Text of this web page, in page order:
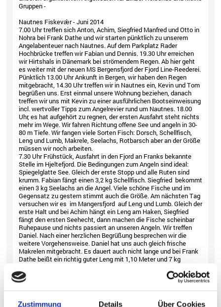
Zustimmung Details Über Cookies
Gruppen -
Nautnes Fiskevǽr - Juni 2014
7.00 Uhr treffen sich Anton, Achim, Siegfried Manfred und Otto in
Nohra bei Frank Dathe und wir starten pünktlich zu unserem
Angelabenteuer nach Nautnes. Auf dem Parkplatz Rader
Hochbrücke treffen wir Fabian und Dennis. 19.30 Uhr erreichen
wir Hirtshals in Dänemark bei strömendem Regen. Ab hier geht
es weiter mit der neuen MS Bergensfjord der Fjord Line-Reederei.
Pünktlich 13.00 Uhr Ankunft in Bergen, wir haben den Regen
mitgebracht, 14.30 Uhr treffen wir in Nautnes ein, Kevin und Tom
begrüßen uns. Erst einmal unsere Wohnung beziehen, danach
treffen wir uns mit Kevin zu einer ausführlichen Bootseinweisung
incl. wertvoller Tipps zum Angelrevier rund um Nautnes. 18.00
Uhr, es hat aufgehört zu regnen, der ersten Ausfahrt steht nichts
mehr im Wege. Wir fahren Richtung offene See und angeln in 30-
80 m Tiefe. Wir fangen viele Sorten Fisch: Dorsch, Schellfisch,
Leng und Lumb, Makrele, Seelachs, Rotbarsch aber an der Größe
müssen wir noch arbeiten.
7.30 Uhr Frühstück, Ausfahrt in den Fjord an Franks bekannte
Stelle im Hjeltefjord. Die Bedingungen zum Angeln sind ideal:
Spiegelglatte See. Gleich der erste Stopp und alle Ruten sind
krumm. Fabian fängt einen 3,2 kg Schellfisch. Siegfried bekommt
einen 3 kg Seelachs an die Angel. Viele schöne Fische und im
Gegensatz zu gestern stimmt auch die Größe. Am nächsten Tag
versuchen wir es im Mangersfjord auf Leng und Lumb. Gleich der
erste Halt und bei Achim hängt ein Leng am Haken, Siegfried
fängt den ersten Seehecht, dann machen die Fische scheinbar
Ruhepause und nichts passiert an unseren Angeln. Wir treffen
Daniel. Nach einer herzlichen Begrüßung besprechen wir die
weitere Vorgehensweise. Daniel hat uns auch gleich frische
Makrelen mitgebracht. Es dauert auch nicht lange und bei Frank
Dathe beißt ein richtig guter Leng mit 1,10 Meter und 7 kg
den ersten Rotbarsch und drei stattliche Seelachse. Am
nächsten Tag soll es auf Pollack in Richtung Fedje gehen
Super Wetter, der Fahrt zu unserer Pollackstelle steht nichts im
Weg. Nach 45 min erreichen wir die Plateaus vor der Insel Fedje,